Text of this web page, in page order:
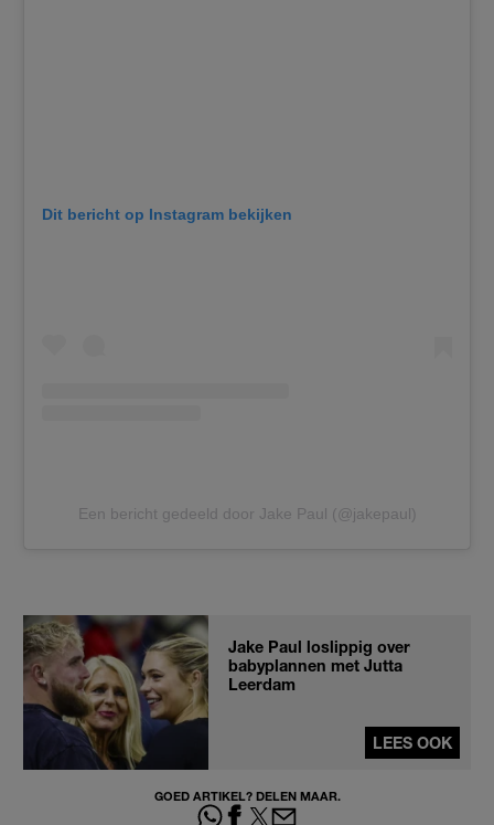
Dit bericht op Instagram bekijken
Een bericht gedeeld door Jake Paul (@jakepaul)
Jake Paul loslippig over
babyplannen met Jutta
Leerdam
LEES OOK
GOED ARTIKEL? DELEN MAAR.